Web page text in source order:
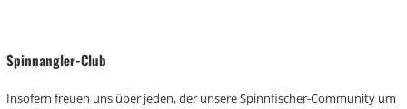
Spinnangler-Club
Insofern freuen uns über jeden, der unsere Spinnfischer-Community um